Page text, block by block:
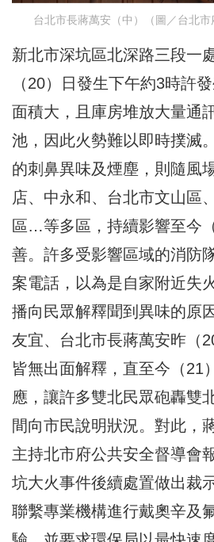
台北市長蔣萬安（中）（圖／台北市
新北市深坑區北深路三段一
（20）日發生下午約3時許
面積大，且庫房堆放大量通
池，因此火勢難以即時撲滅
的刺鼻異味及煙塵，則隨風
店、中永和、台北市文山區
區…等多區，持續影響至今
善。許多受影響區域的消防
案電話，以為是自家附近失
播向民眾解釋聞到異味的原
友宜、台北市長蔣萬安昨（
皆無出面解釋，直至今（21
應，讓許多雙北民眾砲轟雙
間向市民說明狀況。對此，
主持北市府公共安全督導會
坑大火事件後續處置做出裁
聯繫專業機構進行戴奧辛及